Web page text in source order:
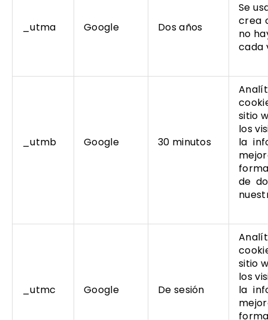
_utma Google Dos años
Se
crea
no
cada
_utmb Google 30 minutos
sitio
los
la
de
_utmc Google De sesión
sitio
los
la